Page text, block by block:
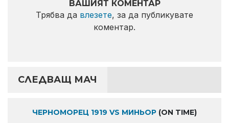
ВАШИЯТ КОМЕНТАР
Трябва да влезете, за да публикувате
коментар.
СЛЕДВАЩ МАЧ
ЧЕРНОМОРЕЦ 1919 VS МИНЬОР (ON TIME)